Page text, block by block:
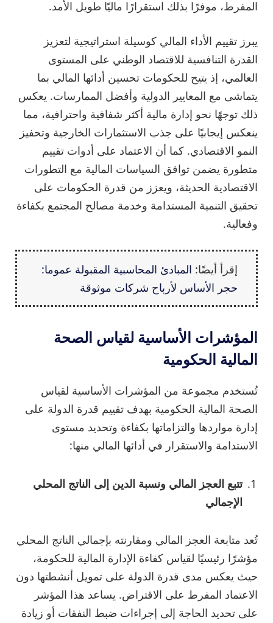
المفرط، موفرًا بذلك استقرارًا ماليًا طويل الأمد.
يبرز تقييم الأداء المالي كوسيلة استراتيجية لتعزيز
القدرة التنافسية للاقتصاد الوطني على المستوى
العالمي، إذ يتيح للحكومات تحسين أدائها المالي بما
يتماشى مع المعايير الدولية وأفضل الممارسات. يعكس
ذلك توجهًا نحو إدارة مالية أكثر شفافية واحترافية، مما
ينعكس إيجابيًا على جذب الاستثمارات الخارجية وتحفيز
النمو الاقتصادي. كما أن الاعتماد على أدوات تقييم
متطورة يضمن توافق السياسات المالية مع التطورات
الاقتصادية الحديثة، ويعزز من قدرة الحكومات على
تحقيق التنمية المستدامة وخدمة مصالح المجتمع بكفاءة
وفعالية.
إقرأ أيضًا: المبادئ المحاسبية المقبولة عموما:
حجر الأساس لأرباح شركات موثوقة
المؤشرات الأساسية لقياس الصحة
المالية الحكومية
تُستخدم مجموعة من المؤشرات الأساسية لقياس
الصحة المالية الحكومية بهدف تقييم قدرة الدولة على
إدارة مواردها والتزاماتها بكفاءة وتحديد مستوى
الاستدامة والاستقرار في أدائها المالي منها:
تتبع العجز المالي ونسبة الدين إلى الناتج المحلي
الإجمالي
تُعد متابعة العجز المالي ومقارنته بإجمالي الناتج المحلي
مؤشرًا رئيسيًا لقياس كفاءة الإدارة المالية للحكومة،
حيث يعكس مدى قدرة الدولة على تمويل أنشطتها دون
الاعتماد المفرط على الاقتراض. يساعد هذا المؤشر
على تحديد الحاجة إلى إجراءات ضبط النفقات أو زيادة